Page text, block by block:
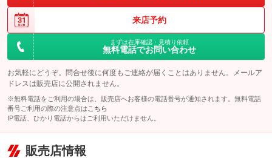
来店予約
まずは在庫確認・見積り依頼
無料電話でお問い合わせ
お気軽にどうぞ。問合せ後に何度もご連絡が届くことはありません。メールア
ドレスは販売店に公開されません。
※無料電話をご利用の場合は、販売店へお客様の電話番号が通知されます。無料電話
番号ご利用の際の注意点は こちら
IP電話、ひかり電話からはご利用いただけません。
販売店情報